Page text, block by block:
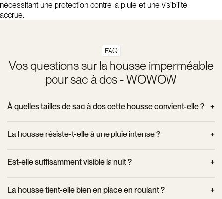
nécessitant une protection contre la pluie et une visibilité
accrue.
FAQ
Vos questions sur la housse imperméable
pour sac à dos - WOWOW
À quelles tailles de sac à dos cette housse convient-elle ?
à dos de20 à 35 litres. Son cordon de serrage réglable
sac.
La housse résiste-t-elle à une pluie intense ?
efficacement le sac et son contenu même sous une pluie
lors des trajets à vélo ou à pied.
Est-elle suffisamment visible la nuit ?
bandes réfléchissantes augmente fortement la visibilité dans
La housse tient-elle bien en place en roulant ?